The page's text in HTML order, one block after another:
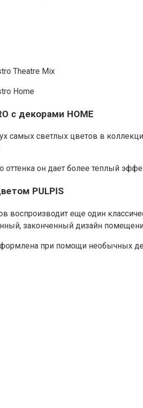
с декорами HOME
самых светлых цветов в
оттенка он дает более теплый
PULPIS
воспроизводит еще один
законченный дизайн
при помощи необычных